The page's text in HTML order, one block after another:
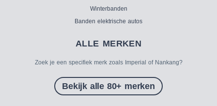
Winterbanden
Banden elektrische autos
ALLE MERKEN
Zoek je een specifiek merk zoals Imperial of Nankang?
Bekijk alle 80+ merken